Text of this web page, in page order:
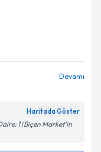
bilgilendireceğiz.
Devamı
Haritada Göster
1 (Biçen Market'in